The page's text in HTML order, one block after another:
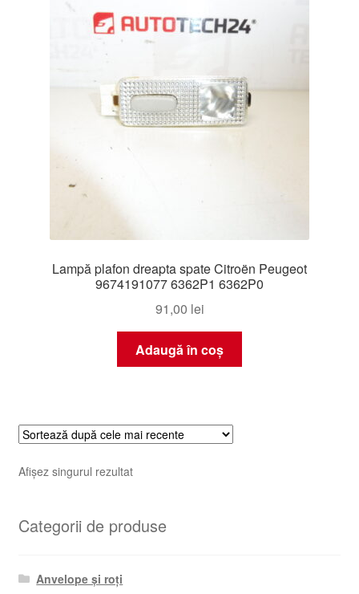
Lampă plafon dreapta spate Citroën Peugeot
9674191077 6362P1 6362P0
91,00 lei
Adaugă în coș
Afișez singurul rezultat
Categorii de produse
Anvelope și roți